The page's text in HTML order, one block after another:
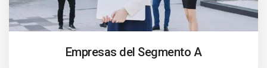
Empresas del Segmento A